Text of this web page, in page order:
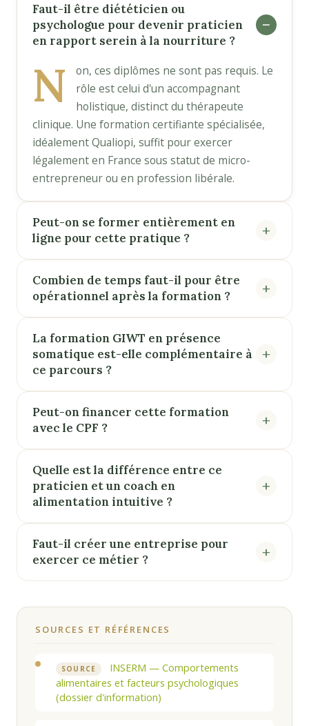
Faut-il être diététicien ou
psychologue pour devenir praticien
en rapport serein à la nourriture ?
N
on, ces diplômes ne sont pas requis. Le
rôle est celui d'un accompagnant
holistique, distinct du thérapeute
clinique. Une formation certifiante spécialisée,
idéalement Qualiopi, suffit pour exercer
légalement en France sous statut de micro-
entrepreneur ou en profession libérale.
Peut-on se former entièrement en
ligne pour cette pratique ?
Combien de temps faut-il pour être
opérationnel après la formation ?
La formation GIWT en présence
somatique est-elle complémentaire à
ce parcours ?
Peut-on financer cette formation
avec le CPF ?
Quelle est la différence entre ce
praticien et un coach en
alimentation intuitive ?
Faut-il créer une entreprise pour
exercer ce métier ?
SOURCES ET RÉFÉRENCES
SOURCE
INSERM — Comportements
alimentaires et facteurs psychologiques
(dossier d'information)